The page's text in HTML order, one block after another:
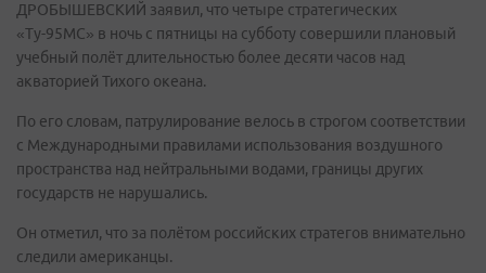
ДРОБЫШЕВСКИЙ заявил, что четыре стратегических
«Ту-95МС» в ночь с пятницы на субботу совершили плановый
учебный полёт длительностью более десяти часов над
акваторией Тихого океана.
По его словам, патрулирование велось в строгом соответствии
с Международными правилами использования воздушного
пространства над нейтральными водами, границы других
государств не нарушались.
Он отметил, что за полётом российских стратегов внимательно
следили американцы.